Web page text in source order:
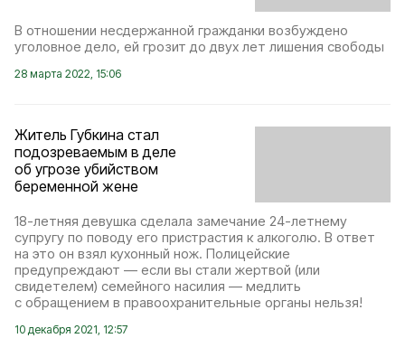
В отношении несдержанной гражданки возбуждено
уголовное дело, ей грозит до двух лет лишения свободы
28 марта 2022, 15:06
Житель Губкина стал
подозреваемым в деле
об угрозе убийством
беременной жене
18-летняя девушка сделала замечание 24-летнему
супругу по поводу его пристрастия к алкоголю. В ответ
на это он взял кухонный нож. Полицейские
предупреждают — если вы стали жертвой (или
свидетелем) семейного насилия — медлить
с обращением в правоохранительные органы нельзя!
10 декабря 2021, 12:57